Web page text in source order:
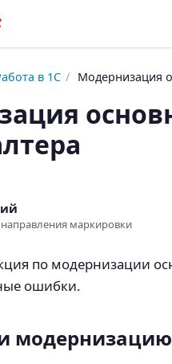
в 1С / Модернизация
маркировки
по модернизации
ошибки.
модернизацию